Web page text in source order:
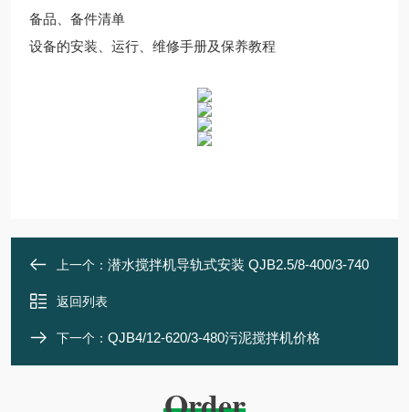
备品、备件清单
设备的安装、运行、维修手册及保养教程
上一个： 潜水搅拌机导轨式安装 QJB2.5/8-400/3-740
返回列表
下一个： QJB4/12-620/3-480污泥搅拌机价格